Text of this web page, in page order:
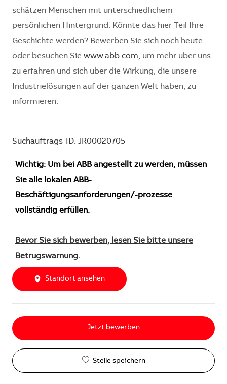
schätzen Menschen mit unterschiedlichem
persönlichen Hintergrund. Könnte das hier Teil Ihre
Geschichte werden? Bewerben Sie sich noch heute
oder besuchen Sie www.abb.com, um mehr über uns
zu erfahren und sich über die Wirkung, die unsere
Industrielösungen auf der ganzen Welt haben, zu
informieren.
Suchauftrags-ID: JR00020705
Wichtig: Um bei ABB angestellt zu werden, müssen
Sie alle lokalen ABB-
Beschäftigungsanforderungen/-prozesse
vollständig erfüllen.
Bevor Sie sich bewerben, lesen Sie bitte unsere
Betrugswarnung.
Standort ansehen
Jetzt bewerben
Stelle speichern